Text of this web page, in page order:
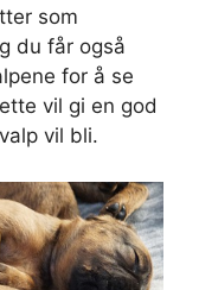
som
du får også
for å se
vil gi en god
vil bli.